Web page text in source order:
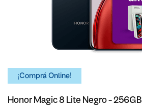
¡Comprá Online!
Honor Magic 8 Lite Negro - 256GB